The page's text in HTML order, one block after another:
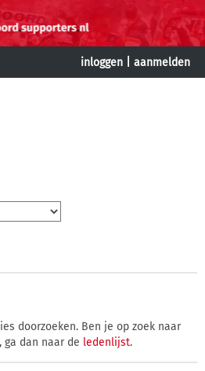
inloggen aanmelden
doorzoeken. Ben je op zoek naar
dan naar de ledenlijst.